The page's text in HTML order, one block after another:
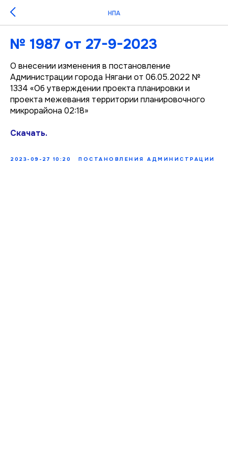
НПА
№ 1987 от 27-9-2023
О внесении изменения в постановление
Администрации города Нягани от 06.05.2022 №
1334 «Об утверждении проекта планировки и
проекта межевания территории планировочного
микрорайона 02:18»
Скачать.
2023-09-27 10:20 ПОСТАНОВЛЕНИЯ АДМИНИСТРАЦИИ